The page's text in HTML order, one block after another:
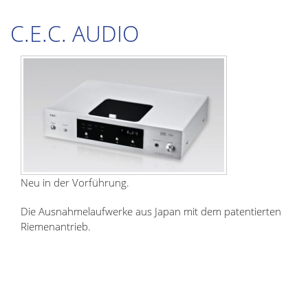
C.E.C. AUDIO
Neu in der Vorführung.
Die Ausnahmelaufwerke aus Japan mit dem patentierten
Riemenantrieb.